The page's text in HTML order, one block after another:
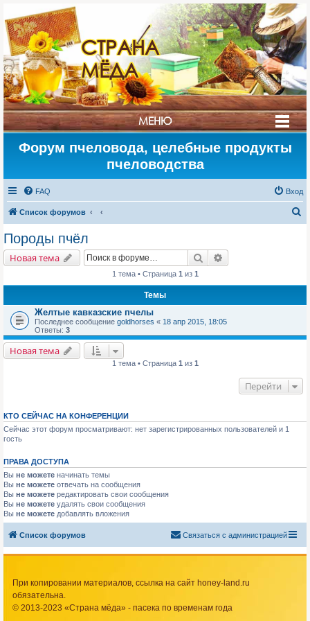
СТРАНА
МЁДА
МЕНЮ
Форум пчеловода, целебные продукты
пчеловодства
FAQ Вход
Список форумов
Породы пчёл
Новая тема Поиск
1 тема • Страница 1 из 1
Темы
Желтые кавказские пчелы
Последнее сообщение goldhorses « 18 апр 2015, 18:05
Ответы: 3
Новая тема
1 тема • Страница 1 из 1
Перейти
КТО СЕЙЧАС НА КОНФЕРЕНЦИИ
Сейчас этот форум просматривают: нет зарегистрированных пользователей и 1
гость
ПРАВА ДОСТУПА
Вы не можете начинать темы
Вы не можете отвечать на сообщения
Вы не можете редактировать свои сообщения
Вы не можете удалять свои сообщения
Вы не можете добавлять вложения
Список форумов Связаться с администрацией
При копировании материалов, ссылка на сайт honey-land.ru
обязательна.
© 2013-2023 «Страна мёда» - пасека по временам года